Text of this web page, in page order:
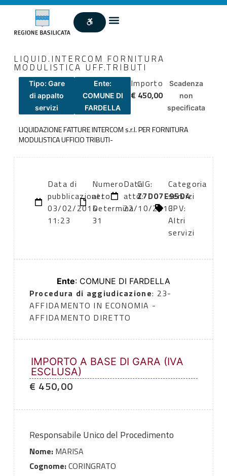
LIQUID.INTERCOM FORNITURA
MODULISTICA UFF.TRIBUTI
Tipo: Gare
di appalto
servizi
Ente:
COMUNE DI
FARDELLA
Importo
€ 450,00
Scadenza
non
specificata
LIQUIDAZIONE FATTURE INTERCOM s.r.l. PER FORNITURA
MODULISTICA UFFICIO TRIBUTI-
Data di
pubblicazione:
03/02/2014
11:23
Numero
atto:
Determina
31
Data
atto:
22/10/2013
CIG:
Z7D07E95D4
Categoria
servizi
CPV:
Altri
servizi
Ente: COMUNE DI FARDELLA
Procedura di aggiudicazione: 23-
AFFIDAMENTO IN ECONOMIA -
AFFIDAMENTO DIRETTO
IMPORTO A BASE DI GARA (IVA
ESCLUSA)
€ 450,00
Responsabile Unico del Procedimento
Nome:MARISA
Cognome:CORINGRATO